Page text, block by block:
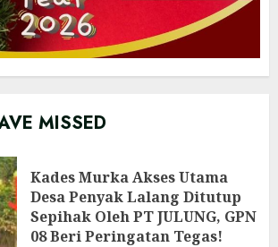
MISSED
Kades Murka Akses Utama
Desa Penyak Lalang Ditutup
Sepihak Oleh PT JULUNG, GPN
08 Beri Peringatan Tegas!